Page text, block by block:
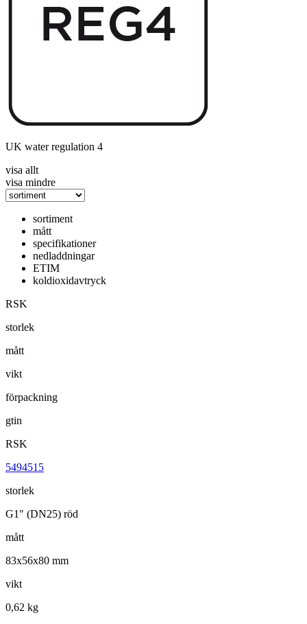
UK water regulation 4
visa allt
visa mindre
sortiment
mått
specifikationer
nedladdningar
ETIM
koldioxidavtryck
RSK
storlek
mått
vikt
förpackning
gtin
RSK
5494515
storlek
G1" (DN25) röd
mått
83x56x80 mm
vikt
0,62 kg